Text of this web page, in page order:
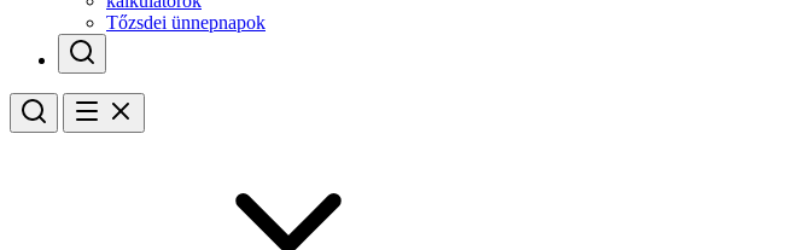
Tőzsdei ünnepnapok